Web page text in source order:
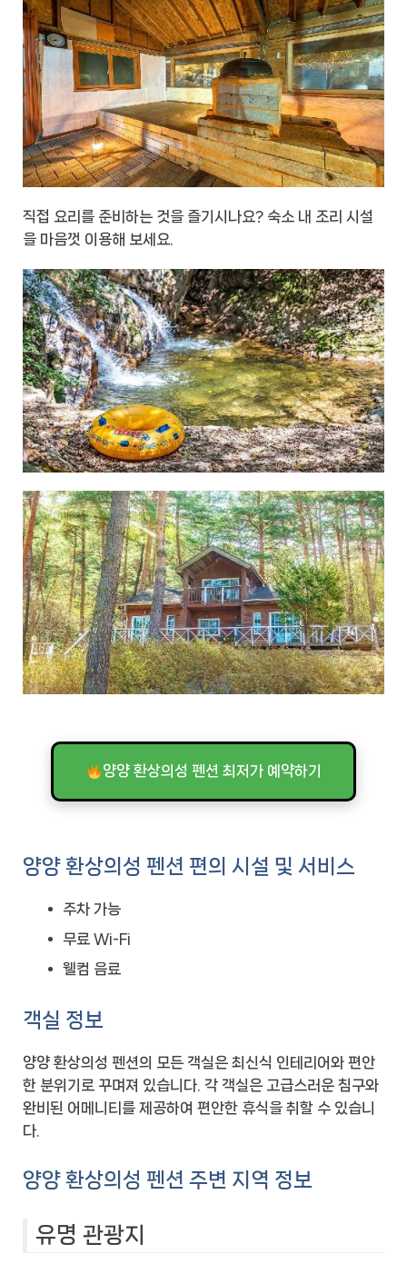
직접 요리를 준비하는 것을 즐기시나요? 숙소 내 조리 시설
을 마음껏 이용해 보세요.
양양 환상의성 펜션 최저가 예약하기
양양 환상의성 펜션 편의 시설 및 서비스
주차 가능
무료 Wi-Fi
웰컴 음료
객실 정보
양양 환상의성 펜션의 모든 객실은 최신식 인테리어와 편안
한 분위기로 꾸며져 있습니다. 각 객실은 고급스러운 침구와
완비된 어메니티를 제공하여 편안한 휴식을 취할 수 있습니
다.
양양 환상의성 펜션 주변 지역 정보
유명 관광지